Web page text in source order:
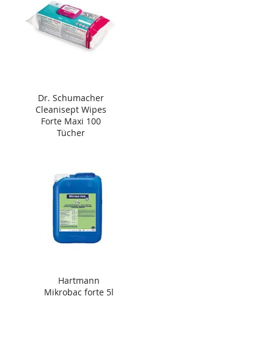
Dr. Schumacher
Cleanisept Wipes
Forte Maxi 100
Tücher
Hartmann
Mikrobac forte 5l